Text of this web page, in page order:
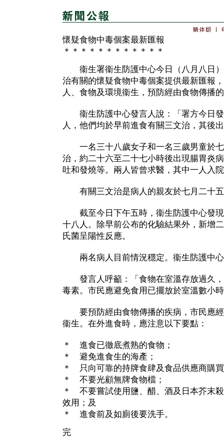
懷疑食物中毒個案最新匯報
＊＊＊＊＊＊＊＊＊＊＊＊
衞生署衞生防護中心今日（八月八日）
治有關的懷疑食物中毒個案提供最新匯報
人、食物及環境衞生，預防經由食物傳播
衞生防護中心發言人說：「署方今日發
人，他們均於早前進食有關三文治，其後
一名三十八歲女子和一名三歲男童於七
治，約二十六至二十七小時後出現腸胃炎
吐和發燒等。兩人皆曾求醫，其中一人入
有關三文治是病人的親友於七月二十五
截至今日下午五時，衞生防護中心發現
十八人。除早前公布的化驗結果外，新增
氏菌呈陽性反應。
兩名病人目前情況穩定。衞生防護中心
發言人呼籲：「食物在室溫存放過久，
毒素。市民應避免食用已擺放於室溫數小
要預防經由食物傳播的疾病，市民應經
衞生。在外進食時，應注意以下要點：
＊ 進食已徹底煮熟的食物；
＊ 避免進食生的海產；
＊ 只向可靠的持牌食肆及食品供應商購
＊ 不要光顧無牌食物檔；
＊ 不要嘗試使用鹽、醋、酒及日本芥末
效用；及
＊ 進食前及如廁後要洗手。
完